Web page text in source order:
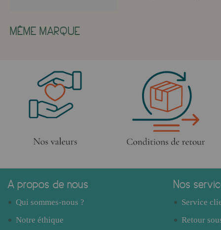
MÊME MARQUE
A propos de nous
Qui sommes-nous ?
Notre éthique
Nos
Service
Retour